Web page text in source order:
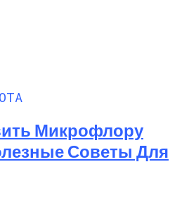
Микрофлору
Советы Для